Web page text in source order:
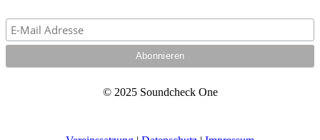
© 2025 Soundcheck One